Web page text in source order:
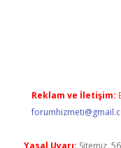
Reklam ve İletişim:
Yasal Uyarı: Sitemiz,